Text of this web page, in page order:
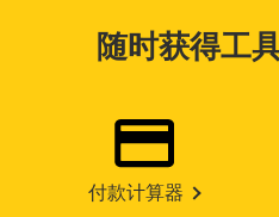
随时获得工
付款计算器